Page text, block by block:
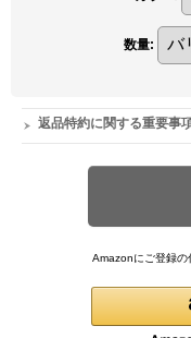
数量:
返品特約に関する重要事
Amazonにご登録の